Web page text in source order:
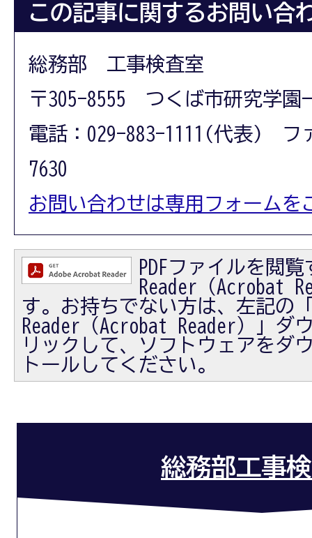
この記事に関するお問い合
総務部 工事検査室
〒305-8555 つくば市研究学園
電話：029-883-1111(代表) フ
7630
お問い合わせは専用フォームを
PDFファイルを閲
Reader（Acrobat
す。お持ちでない方は、左記の
Reader（Acrobat Reader）」ダ
リックして、ソフトウェアをダ
トールしてください。
総務部工事